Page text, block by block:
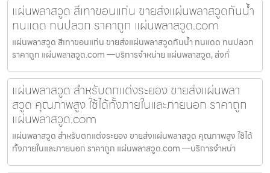
แผ่นพลาสวูด สีเทาขอนแก่น ขายส่งแผ่นพลาสวูดกันน้ำ
ทนแดด ทนปลวก ราคาถูก แผ่นพลาสวูด.com
แผ่นพลาสวูด สีเทาขอนแก่น ขายส่งแผ่นพลาสวูดกันน้ำ ทนแดด ทนปลวก
ราคาถูก แผ่นพลาสวูด.com —บริการจำหน่าย แผ่นพลาสวูด, ส่งทั่
แผ่นพลาสวูด สำหรับตกแต่งระยอง ขายส่งแผ่นพลา
สวูด คุณภาพสูง ใช้ได้ทั้งภายในและภายนอก ราคาถูก
แผ่นพลาสวูด.com
แผ่นพลาสวูด สำหรับตกแต่งระยอง ขายส่งแผ่นพลาสวูด คุณภาพสูง ใช้ได้
ทั้งภายในและภายนอก ราคาถูก แผ่นพลาสวูด.com —บริการจำหน่า